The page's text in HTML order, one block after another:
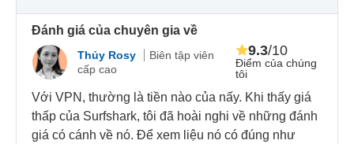
Đánh giá của chuyên gia về
Thủy Rosy
Biên tập viên
cấp cao
Điểm của chúng
tôi
9.3/10
Với VPN, thường là tiền nào của nấy. Khi thấy giá
thấp của Surfshark, tôi đã hoài nghi về những đánh
giá có cánh về nó. Để xem liệu nó có đúng như